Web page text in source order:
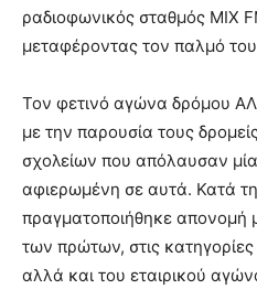
ραδιοφωνικός σταθμός MIX
μεταφέροντας τον παλμό
Τον φετινό αγώνα δρόμου
με την παρουσία τους
σχολείων που απόλαυσαν μία
αφιερωμένη σε αυτά. Κατά
πραγματοποιήθηκε απονομή
των πρώτων, στις
αλλά και του εταιρικού